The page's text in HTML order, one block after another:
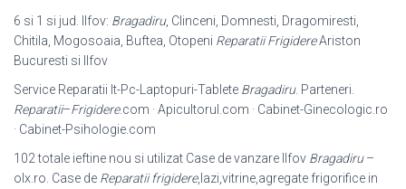
6 si 1 si jud. Ilfov: Bragadiru, Clinceni, Domnesti, Dragomiresti,
Chitila, Mogosoaia, Buftea, Otopeni Reparatii FrigidereAriston
Bucuresti si Ilfov
Service Reparatii It-Pc-Laptopuri-Tablete Bragadiru. Parteneri.
Reparatii–Frigidere.com · Apicultorul.com · Cabinet-Ginecologic.ro
· Cabinet-Psihologie. com
102 totale ieftine nou si utilizat Case de vanzare Ilfov Bragadiru–
olx.ro. Case de Reparatii frigidere,lazi,vitrine,agregate frigorifice in